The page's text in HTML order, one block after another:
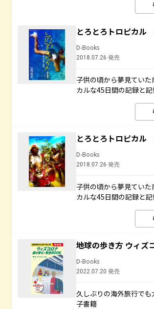
とろとろトロピカ
D-Books
2018.07.26 発売
子供の頃から夢見てい
カルな45日間の記録と記
とろとろトロピカ
D-Books
2018.07.26 発売
子供の頃から夢見てい
カルな45日間の記録と記
地球の歩き方 ウィズ
D-Books
2022.07.20 発売
久しぶりの海外旅行で
子書籍